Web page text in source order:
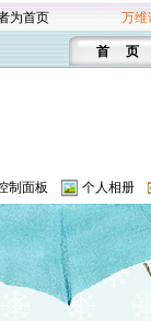
为首页 万维
首 页
制面板 个人相册